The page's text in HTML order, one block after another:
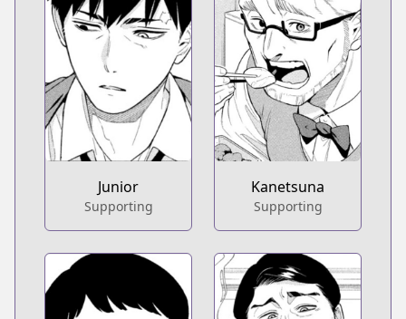
Junior
Supporting
Kanetsuna
Supporting